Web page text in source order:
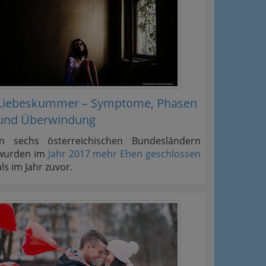
– Symptome, Phasen
Überwindung
sechs österreichischen Bundesländern
im Jahr 2017 mehr Ehen geschlossen
im Jahr zuvor.